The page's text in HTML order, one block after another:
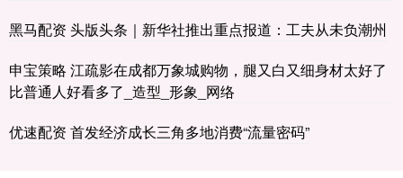
黑马配资 头版头条｜新华社推出重点报道：工夫从未负潮州
申宝策略 江疏影在成都万象城购物，腿又白又细身材太好了
比普通人好看多了_造型_形象_网络
优速配资 首发经济成长三角多地消费“流量密码”